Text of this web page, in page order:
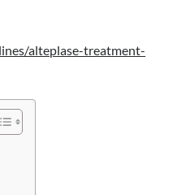
alteplase-treatment-